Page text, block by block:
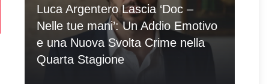
Luca Argentero Lascia ‘Doc –
Nelle tue mani’: Un Addio Emotivo
e una Nuova Svolta Crime nella
Quarta Stagione